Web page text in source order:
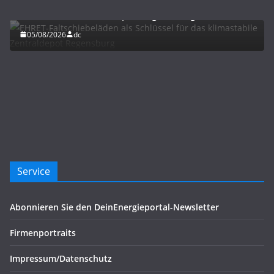
05/08/2026 dc
Service
Abonnieren Sie den DeinEnergieportal-Newsletter
Firmenportraits
Impressum/Datenschutz